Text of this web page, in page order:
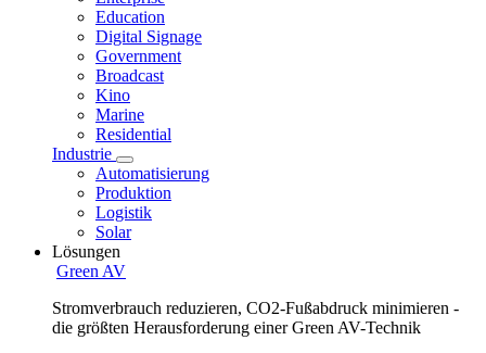
Education
Digital Signage
Government
Broadcast
Kino
Marine
Residential
Industrie
Automatisierung
Produktion
Logistik
Solar
Lösungen
Green AV
Stromverbrauch reduzieren, CO2-Fußabdruck minimieren -
die größten Herausforderung einer Green AV-Technik